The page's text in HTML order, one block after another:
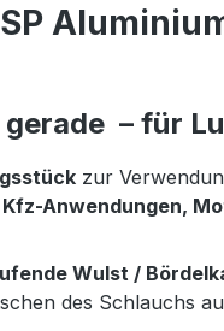
– für
zur
Kfz-Anwendungen,
Wulst /
des Schlauchs